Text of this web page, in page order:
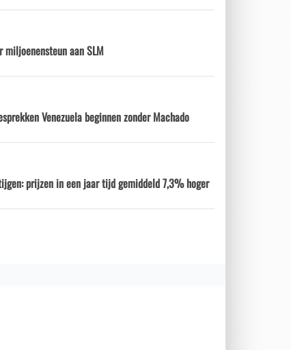
miljoenensteun aan SLM
Venezuela beginnen zonder Machado
prijzen in een jaar tijd gemiddeld 7,3% hoger